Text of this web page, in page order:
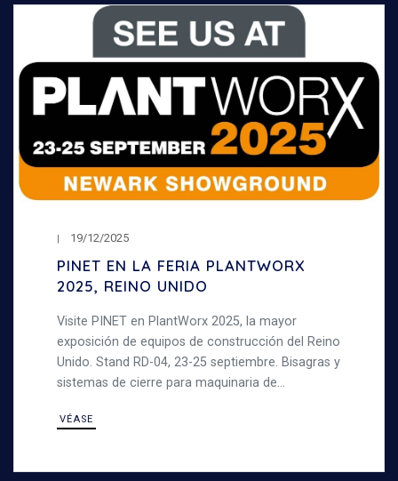
19/12/2025
PINET EN LA FERIA PLANTWORX
2025, REINO UNIDO
Visite PINET en PlantWorx 2025, la mayor
exposición de equipos de construcción del Reino
Unido. Stand RD-04, 23-25 septiembre. Bisagras y
sistemas de cierre para maquinaria de
VÉASE